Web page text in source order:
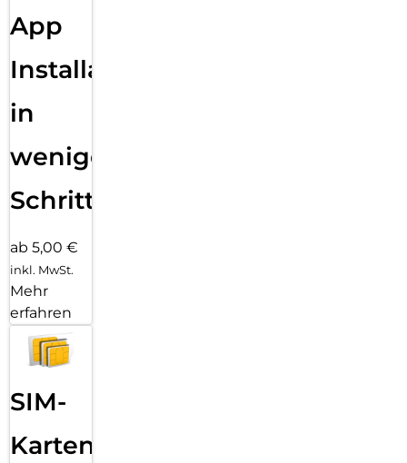
App
Installation
in
wenigen
Schritten
ab 5,00 €
inkl. MwSt.
Mehr
erfahren
SIM-
Karten